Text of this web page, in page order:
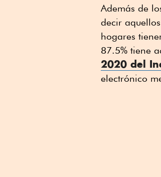
Además de
decir
hogares
87.5% tiene
2020 del
electrónico